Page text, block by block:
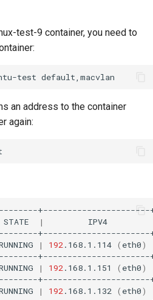
test-9 container, you need to
test
an address to the container
again:
STATE | IPV4
| 192 .168.1.114 ( eth0)
| 192 .168.1.151 ( eth0)
| 192 .168.1.132 ( eth0)